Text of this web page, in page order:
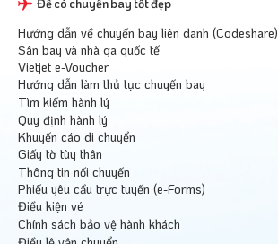
Hướng dẫn về chuyến bay liên danh (Codeshare)
Sân bay và nhà ga quốc tế
Vietjet e-Voucher
Hướng dẫn làm thủ tục chuyến bay
Tìm kiếm hành lý
Quy định hành lý
Khuyến cáo di chuyển
Giấy tờ tùy thân
Thông tin nối chuyến
Phiếu yêu cầu trực tuyến (e-Forms)
Điều kiện vé
Chính sách bảo vệ hành khách